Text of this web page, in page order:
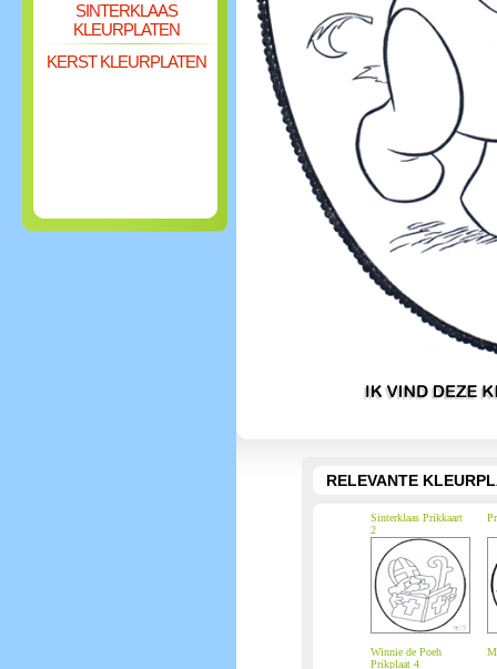
SINTERKLAAS
KLEURPLATEN
KERST KLEURPLATEN
RELEVANTE
Sinterklaas Prikkaart
2
Winnie de Poeh
Prikplaat 4